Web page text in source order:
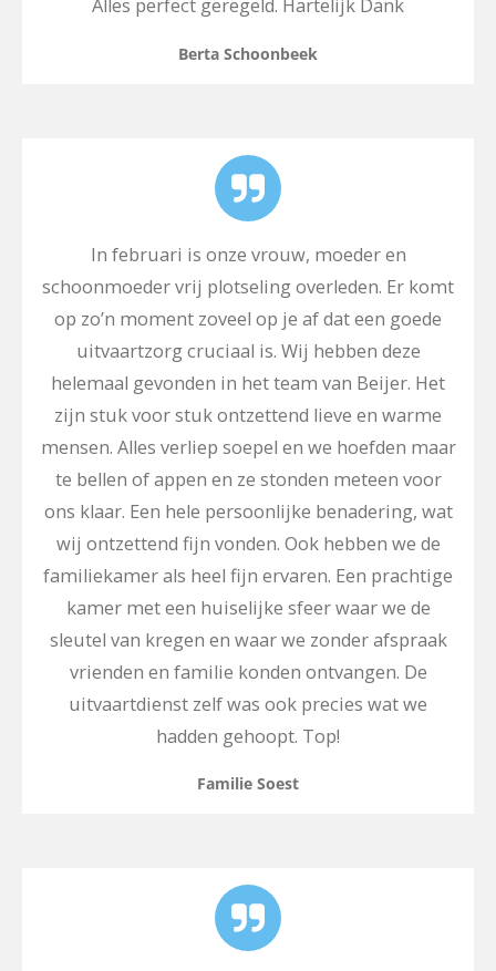
Alles perfect geregeld. Hartelijk Dank
Berta Schoonbeek
In februari is onze vrouw, moeder en
schoonmoeder vrij plotseling overleden. Er komt
op zo’n moment zoveel op je af dat een goede
uitvaartzorg cruciaal is. Wij hebben deze
helemaal gevonden in het team van Beijer. Het
zijn stuk voor stuk ontzettend lieve en warme
mensen. Alles verliep soepel en we hoefden maar
te bellen of appen en ze stonden meteen voor
ons klaar. Een hele persoonlijke benadering, wat
wij ontzettend fijn vonden. Ook hebben we de
familiekamer als heel fijn ervaren. Een prachtige
kamer met een huiselijke sfeer waar we de
sleutel van kregen en waar we zonder afspraak
vrienden en familie konden ontvangen. De
uitvaartdienst zelf was ook precies wat we
hadden gehoopt. Top!
Familie Soest